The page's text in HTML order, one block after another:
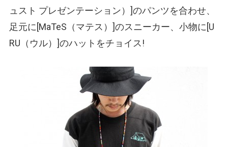
ュスト プレゼンテーション） ]のパンツを合わせ、
足元に[MaTeS （マテス） ]のスニーカー、小物に[U
RU （ウル） ]のハットをチョイス!